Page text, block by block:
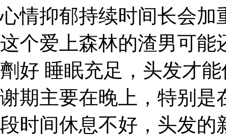
心情抑郁持续时间长会加
这个爱上森林的渣男可能
劑好 睡眠充足，头发才
谢期主要在晚上，特别是
段时间休息不好，头发的